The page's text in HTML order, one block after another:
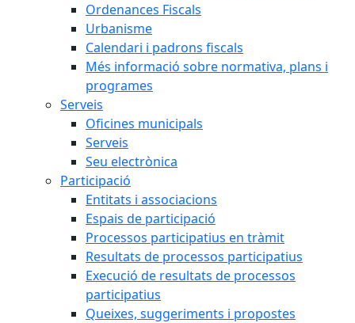
Ordenances Fiscals
Urbanisme
Calendari i padrons fiscals
Més informació sobre normativa, plans i
programes
Serveis
Oficines municipals
Serveis
Seu electrònica
Participació
Entitats i associacions
Espais de participació
Processos participatius en tràmit
Resultats de processos participatius
Execució de resultats de processos
participatius
Queixes, suggeriments i propostes